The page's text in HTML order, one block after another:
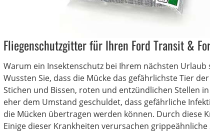
Fliegenschutzgitter für Ihren Ford Transit &
Warum ein Insektenschutz bei Ihrem nächsten Urlaub
Wussten Sie, dass die Mücke das gefährlichste Tier
Stichen und Bissen, roten und entzündlichen Stellen
eher dem Umstand geschuldet, dass gefährliche
die Mücken übertragen werden können. Durch diese
Einige dieser Krankheiten verursachen